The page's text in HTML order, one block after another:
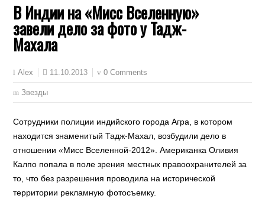
В Индии на «Мисс Вселенную»
завели дело за фото у Тадж-
Махала
Alex 11.10.2013 0 Comments
Звезды
Сотрудники полиции индийского города Агра, в котором
находится знаменитый Тадж-Махал, возбудили дело в
отношении «Мисс Вселенной-2012». Американка Оливия
Калпо попала в поле зрения местных правоохранителей за
то, что без разрешения проводила на исторической
территории рекламную фотосъемку.